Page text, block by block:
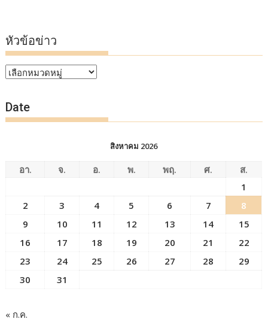
หัวข้อข่าว
หัวข้อ
Date
สิงหาคม 2026
อา. จ. อ. พ. พฤ. ศ.
ส.
1
2
3 4 5 6 7
8
9
10 11 12 13 14
15
16
17 18 19 20 21
22
23
24 25 26 27 28
29
30
31
« ก.ค.